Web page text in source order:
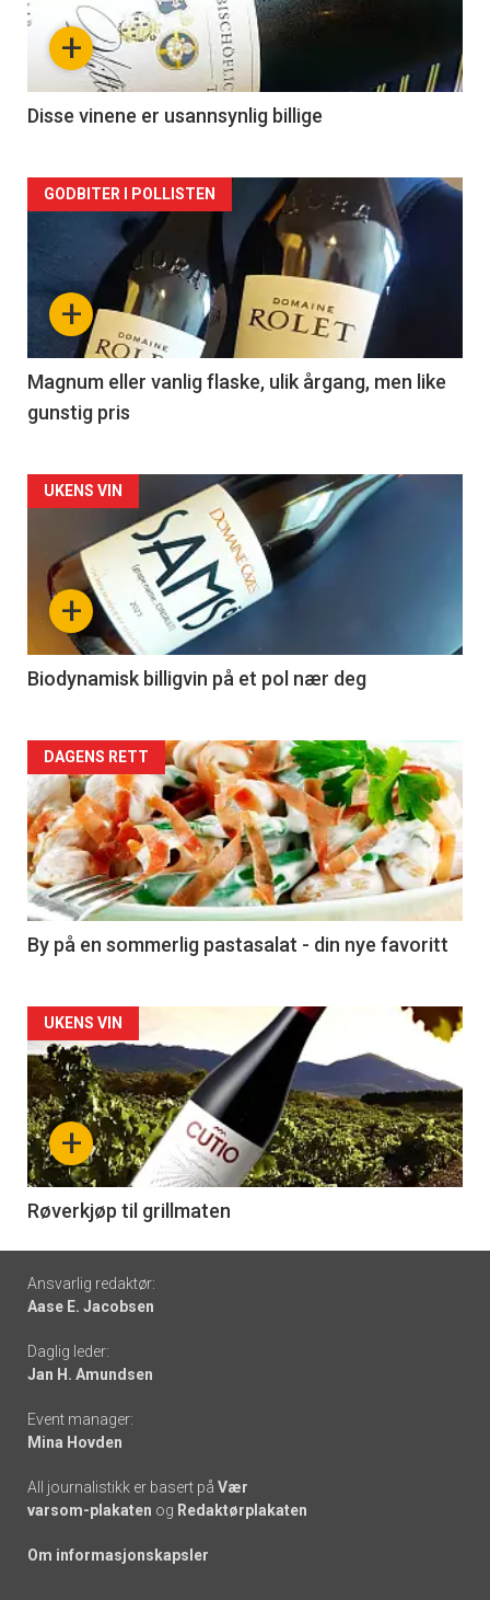
nå
2
+
Disse vinene er usannsynlig billige
Forsiden
akkurat
nå
3
+
GODBITER I POLLISTEN
Magnum eller vanlig flaske, ulik årgang, men like
gunstig pris
Forsiden
akkurat
nå
4
+
UKENS VIN
Biodynamisk billigvin på et pol nær deg
Forsiden
akkurat
nå
-
5
DAGENS RETT
By på en sommerlig pastasalat - din nye favoritt
Forsiden
akkurat
nå
-
6
+
UKENS VIN
Røverkjøp til grillmaten
Footer
-
links
Ansvarlig redaktør:
Aase E. Jacobsen
Daglig leder:
Jan H. Amundsen
Event manager:
Mina Hovden
All journalistikk er basert på Vær
varsom-plakaten og Redaktørplakaten
Om informasjonskapsler